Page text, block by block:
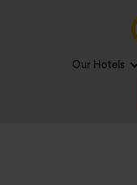
Our Hotels